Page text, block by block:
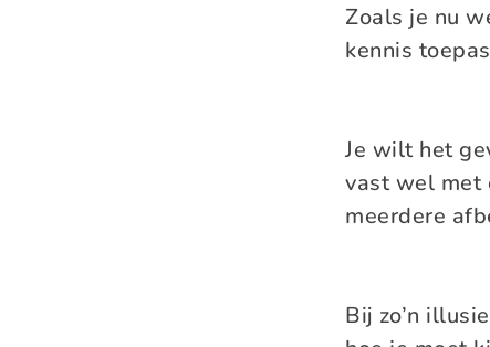
Zoals je nu
kennis
Je wilt het
vast wel met
meerdere
Bij zo’n